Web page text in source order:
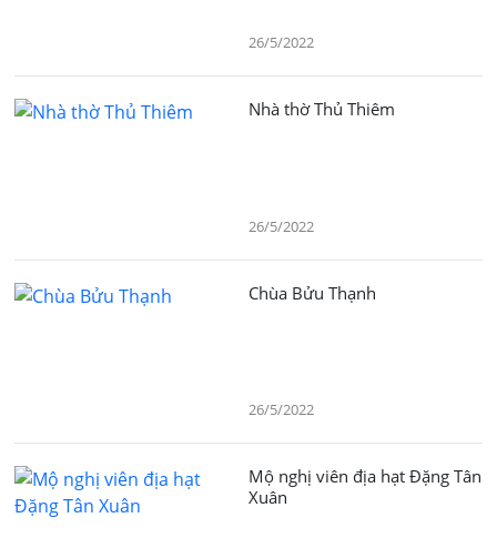
26/5/2022
Nhà thờ Thủ Thiêm
26/5/2022
Chùa Bửu Thạnh
26/5/2022
Mộ nghị viên địa hạt Đặng Tân
Xuân